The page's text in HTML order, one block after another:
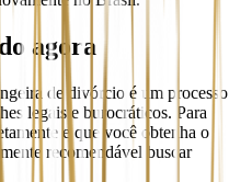
agora
de divórcio é um processo
legais e burocráticos. Para
e que você obtenha o
recomendável buscar